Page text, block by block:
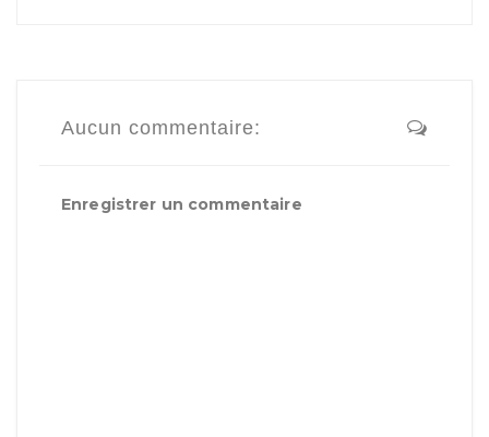
Aucun commentaire:
Enregistrer un commentaire